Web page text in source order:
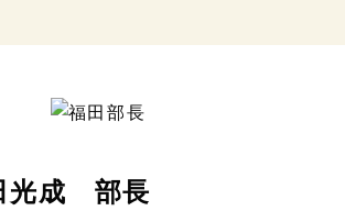
光成 部長